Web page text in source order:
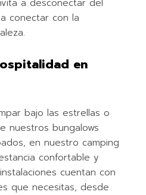
a desconectar del
conectar con la
en
bajo las estrellas o
nuestros bungalows
en nuestro camping
confortable y
cuentan con
que necesitas, desde